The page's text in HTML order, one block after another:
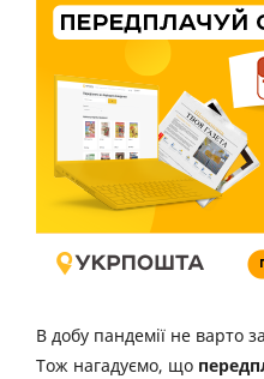
В добу пандемії не варто
Тож нагадуємо, що